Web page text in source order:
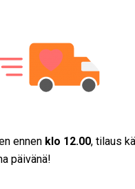
ennen klo 12.00, tilaus
päivänä!